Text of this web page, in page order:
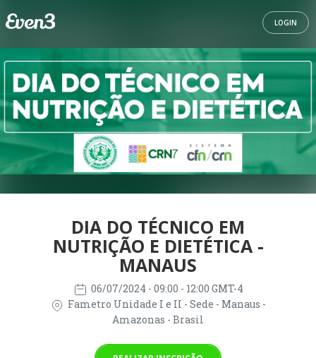
LOGIN
DIA DO TÉCNICO EM
NUTRIÇÃO E DIETÉTICA -
MANAUS
06/07/2024 - 09:00 - 12:00 GMT-4
Fametro Unidade I e II - Sede - Manaus -
Amazonas - Brasil